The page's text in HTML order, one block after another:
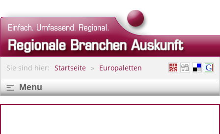
Sie sind hier: Startseite Europaletten
Menu